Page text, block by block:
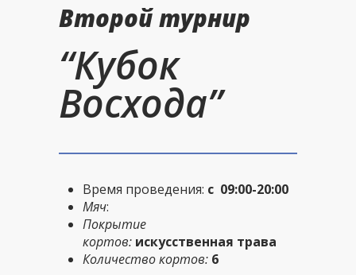
Второй турнир
“Кубок
Восхода”
Время проведения: с 09:00-20:00
Мяч:
Покрытие
кортов: искусственная трава
Количество кортов: 6